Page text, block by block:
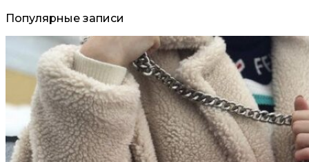
Популярные записи